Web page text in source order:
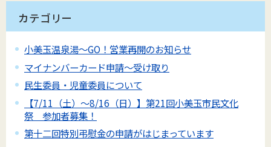
カテゴリー
小美玉温泉湯～GO！営業再開のお知らせ
マイナンバーカード申請～受け取り
民生委員・児童委員について
【7/11（土）～8/16（日）】第21回小美玉市民文化
祭 参加者募集！
第十二回特別弔慰金の申請がはじまっています